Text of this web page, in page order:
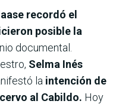
recordó el
posible la
documental.
Selma Inés
la intención de
al Cabildo. Hoy